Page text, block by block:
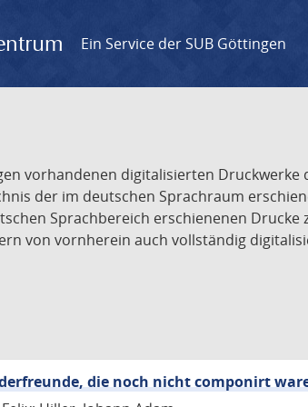
Ein Service der SUB Göttingen
vorhandenen digitalisierten Druckwerke
der im deutschen Sprachraum
Sprachbereich erschienenen
von vornherein auch vollständig
die noch nicht componirt